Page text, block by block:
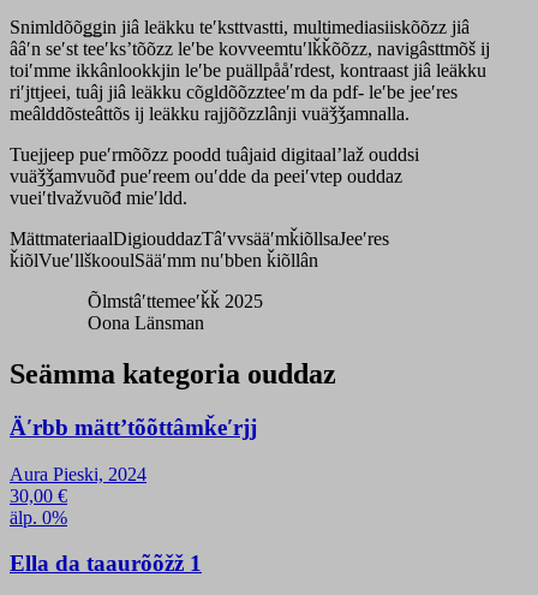
Snimldõõǥǥin jiâ leäkku teʹksttvastti, multimediasiiskõõzz jiâ
ââʹn seʹst teeʹksʼtõõzz leʹbe kovveemtuʹlǩǩõõzz, navigâsttmõš ij
toiʹmme ikkânlookkjin leʹbe puällpååʹrdest, kontraast jiâ leäkku
riʹjttjeei, tuâj jiâ leäkku cõgldõõzzteeʹm da pdf- leʹbe jeeʹres
meâlddõsteâttõs ij leäkku rajjõõzzlânji vuäǯǯamnalla.
Tuejjeep pueʹrmõõzz poodd tuâjaid digitaalʼlaž ouddsi
vuäǯǯamvuõđ pueʹreem ouʹdde da peeiʹvtep ouddaz
vueiʹtlvažvuõđ mieʹldd.
MättmateriaalDigiouddazTâʹvvsääʹmǩiõllsaJeeʹres
ǩiõlVueʹllškooulSääʹmm nuʹbben ǩiõllân
Õlmstâʹttemeeʹǩǩ 2025
Oona Länsman
Seämma kategoria ouddaz
Äʹrbb mättʼtõõttâmǩeʹrjj
Aura Pieski, 2024
30,00 €
älp. 0%
Ella da taaurõõžž 1